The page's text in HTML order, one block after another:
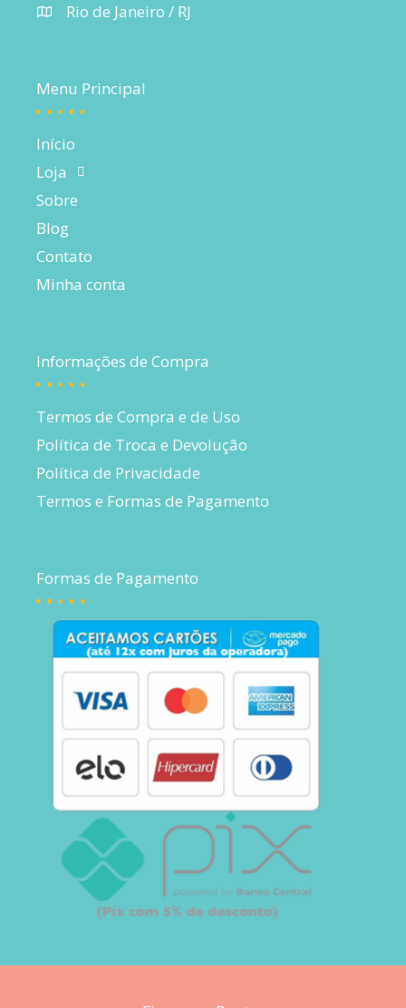
Rio de Janeiro / RJ
Menu Principal
Início
Loja
Sobre
Blog
Contato
Minha conta
Informações de Compra
Termos de Compra e de Uso
Política de Troca e Devolução
Política de Privacidade
Termos e Formas de Pagamento
Formas de Pagamento